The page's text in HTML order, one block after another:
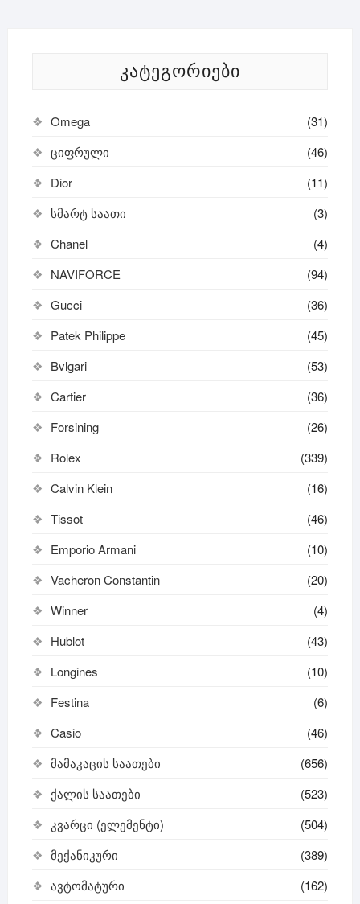
ᲙᲐᲢᲔᲒᲝᲠᲘᲔᲑᲘ
Omega
(31)
ციფრული
(46)
Dior
(11)
სმარტ საათი
(3)
Chanel
(4)
NAVIFORCE
(94)
Gucci
(36)
Patek Philippe
(45)
Bvlgari
(53)
Cartier
(36)
Forsining
(26)
Rolex
(339)
Calvin Klein
(16)
Tissot
(46)
Emporio Armani
(10)
Vacheron Constantin
(20)
Winner
(4)
Hublot
(43)
Longines
(10)
Festina
(6)
Casio
(46)
მამაკაცის საათები
(656)
ქალის საათები
(523)
კვარცი (ელემენტი)
(504)
მექანიკური
(389)
ავტომატური
(162)